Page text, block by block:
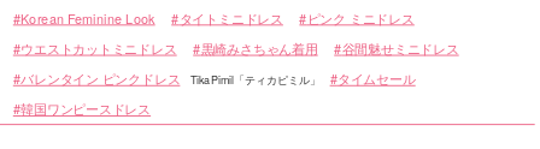
Korean Feminine Look タイトミニドレス ピンク ミニドレス
ウエストカットミニドレス 黒崎みさちゃん着用 谷間魅せミニドレス
バレンタイン ピンクドレス TikaPimil「ティカピミル」
タイムセール
韓国ワンピースドレス